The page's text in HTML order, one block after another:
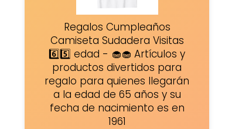
Regalos Cumpleaños
Camiseta Sudadera Visitas
6️⃣5️⃣ edad - 🧁🧁 Artículos y
productos divertidos para
regalo para quienes llegarán
a la edad de 65 años y su
fecha de nacimiento es en
1961